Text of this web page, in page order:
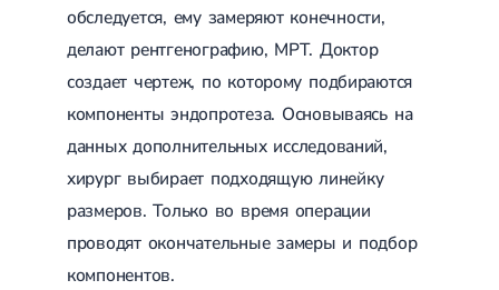
Лечение переломов лодыжек
Лечение переломов ключицы
Лечение переломов плеча
Лечение переломов предплечья
Иммобилизация
Лечение переломов шейки бедра и бедренной кости
Лечение переломов пятки
Полиостеоартроз
PRP-терапия
Разрыв связок
обследуется, ему замеряют конечности,
делают рентгенографию, МРТ. Доктор
создает чертеж, по которому подбираются
компоненты эндопротеза. Основываясь на
данных дополнительных исследований,
хирург выбирает подходящую линейку
размеров. Только во время операции
проводят окончательные замеры и подбор
компонентов.